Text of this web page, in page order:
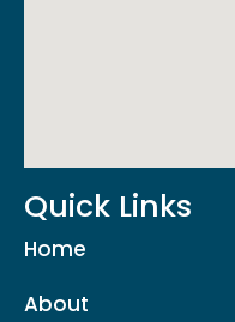
Quick Links
Home
About